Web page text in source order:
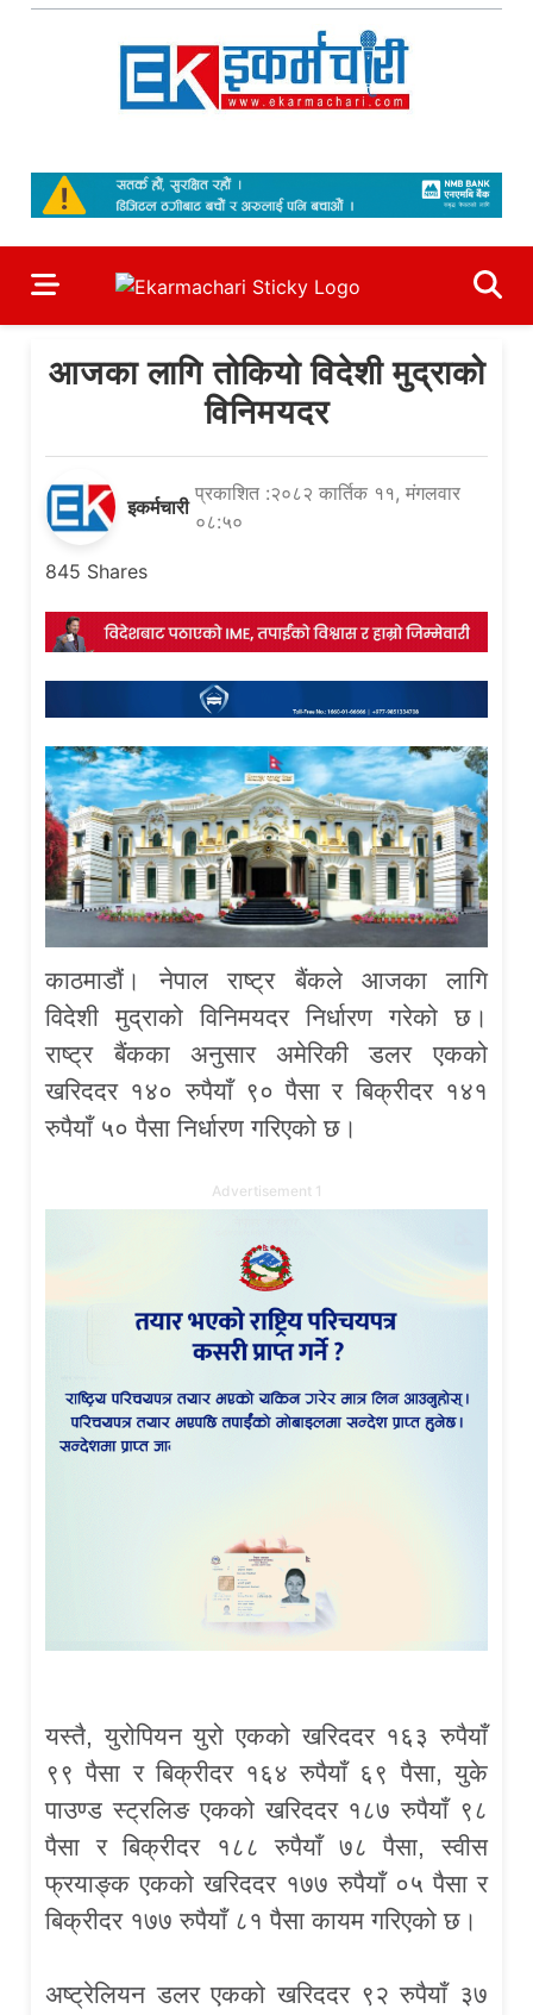
Skip
आजका लागि तोकियो विदेशी मुद्राको
विनिमयदर
इकर्मचारी
प्रकाशित :२०८२ कार्तिक ११, मंगलवार
०८:५०
845 Shares
काठमाडौं। नेपाल राष्ट्र बैंकले आजका लागि
विदेशी मुद्राको विनिमयदर निर्धारण गरेको छ।
राष्ट्र बैंकका अनुसार अमेरिकी डलर एकको
खरिददर १४० रुपैयाँ ९० पैसा र बिक्रीदर १४१
रुपैयाँ ५० पैसा निर्धारण गरिएको छ।
Advertisement 1
यस्तै, युरोपियन युरो एकको खरिददर १६३ रुपैयाँ
९९ पैसा र बिक्रीदर १६४ रुपैयाँ ६९ पैसा, युके
पाउण्ड स्ट्रलिङ एकको खरिददर १८७ रुपैयाँ ९८
पैसा र बिक्रीदर १८८ रुपैयाँ ७८ पैसा, स्वीस
फ्रयाङ्क एकको खरिददर १७७ रुपैयाँ ०५ पैसा र
बिक्रीदर १७७ रुपैयाँ ८१ पैसा कायम गरिएको छ।
अष्ट्रेलियन डलर एकको खरिददर ९२ रुपैयाँ ३७